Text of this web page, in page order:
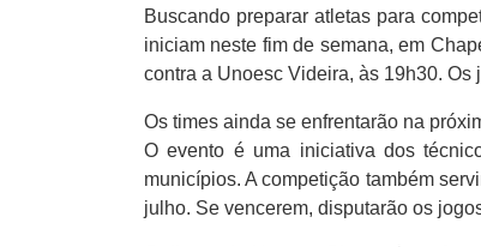
Buscando preparar atletas para
iniciam neste fim de semana, em
contra a Unoesc Videira, às 19h30.
Os times ainda se enfrentarão na
O evento é uma iniciativa dos
municípios. A competição também
julho. Se vencerem, disputarão os